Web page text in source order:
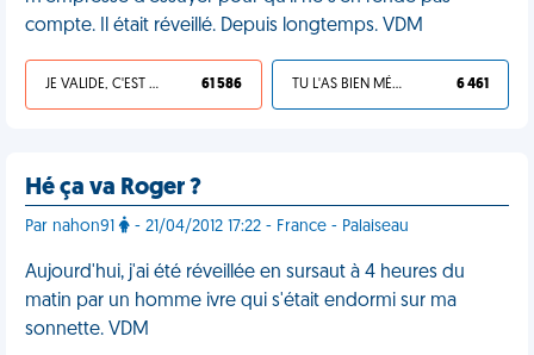
compte. Il était réveillé. Depuis longtemps. VDM
JE VALIDE, C'EST UNE VDM 61 586 TU L'AS BIEN MÉRITÉ 6 461
Hé ça va Roger ?
Par nahon91 - 21/04/2012 17:22 - France - Palaiseau
Aujourd'hui, j'ai été réveillée en sursaut à 4 heures du
matin par un homme ivre qui s'était endormi sur ma
sonnette. VDM